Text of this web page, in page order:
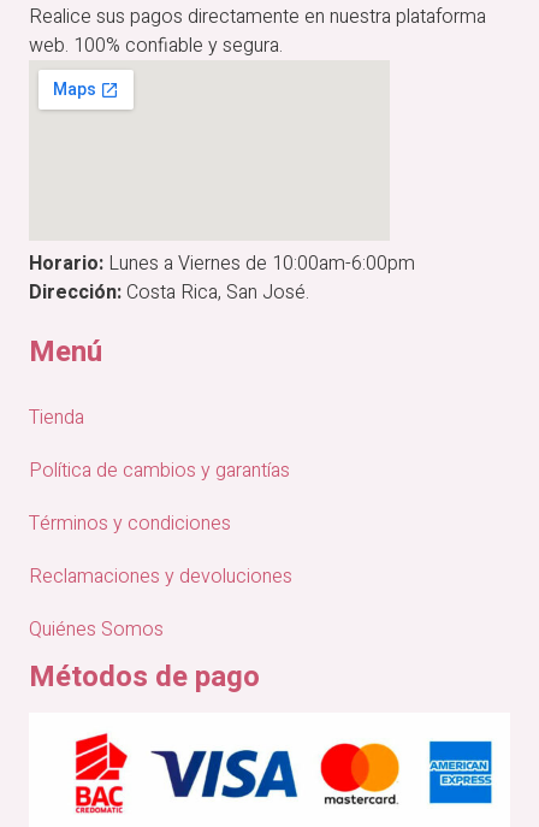
Realice sus pagos directamente en nuestra plataforma
web. 100% confiable y segura.
Horario: Lunes a Viernes de 10:00am-6:00pm
Dirección:Costa Rica, San José.
Menú
Tienda
Política de cambios y garantías
Términos y condiciones
Reclamaciones y devoluciones
Quiénes Somos
Métodos de pago